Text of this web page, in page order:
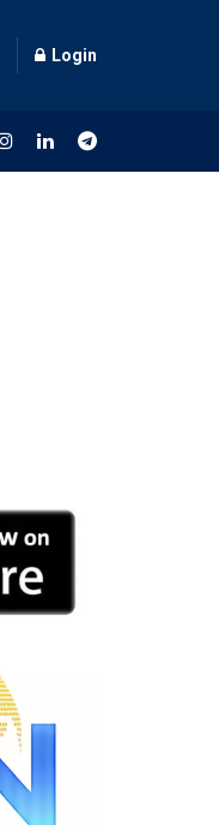
Login